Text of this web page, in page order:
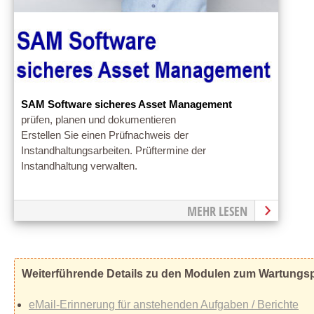
SAM Software sicheres Asset Management
prüfen, planen und dokumentieren
Erstellen Sie einen Prüfnachweis der
Instandhaltungsarbeiten. Prüftermine der
Instandhaltung verwalten.
MEHR LESEN
Weiterführende Details zu den Modulen zum
eMail-Erinnerung für anstehenden Aufgaben / Berichte